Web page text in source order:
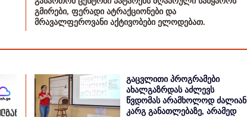
გმირები, ფერადი ატრაქციონები და
მრავალფეროვანი აქტივობები ელოდებათ.
გაცვლითი პროგრამები
ახალგაზრდას აძლევს
წვდომას არამხოლოდ ძალიან
კარგ განათლებაზე, არამედ